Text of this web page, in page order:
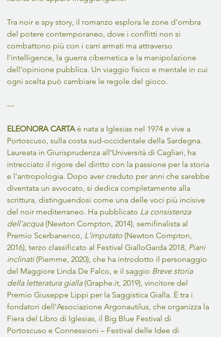
Tra noir e spy story, il romanzo esplora le zone d'ombra
del potere contemporaneo, dove i conflitti non si
combattono più con i carri armati ma attraverso
l'intelligence, la guerra cibernetica e la manipolazione
dell'opinione pubblica. Un viaggio fisico e mentale in cui
ogni scelta può cambiare le regole del gioco.
---
ELEONORA CARTA è nata a Iglesias nel 1974 e vive a
Portoscuso, sulla costa sud-occidentale della Sardegna.
Laureata in Giurisprudenza all'Università di Cagliari, ha
intrecciato il rigore del diritto con la passione per la storia
e l'antropologia. Dopo aver creduto per anni che sarebbe
diventata un avvocato, si dedica completamente alla
scrittura, distinguendosi come una delle voci più incisive
del noir mediterraneo. Ha pubblicato La consistenza
dell'acqua (Newton Compton, 2014), semifinalista al
Premio Scerbanenco, L'imputato (Newton Compton,
2016), terzo classificato al Festival GialloGarda 2018, Piani
inclinati (Piemme, 2020), che ha introdotto il personaggio
del Maggiore Linda De Falco, e il saggio Breve storia
della letteratura gialla (Graphe.it, 2019), vincitore del
Premio Giuseppe Lippi per la Saggistica Gialla. È tra i
fondatori dell'Associazione Argonautilus, che organizza la
Fiera del Libro di Iglesias, il Big Blue Festival di
Portoscuso e Connessioni – Festival delle Idee di